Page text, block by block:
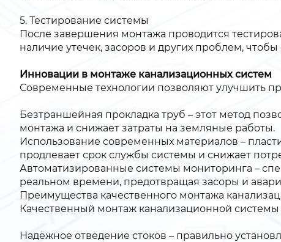
5. Тестирование системы
После завершения монтажа проводится
наличие утечек, засоров и других проблем,
Инновации в монтаже канализационных систем
Современные технологии позволяют улучшить
Безтраншейная прокладка труб – этот метод
монтажа и снижает затраты на земляные работы.
Использование современных материалов –
продлевает срок службы системы и снижает
Автоматизированные системы мониторинга –
реальном времени, предотвращая засоры и
Преимущества качественного монтажа
Качественный монтаж канализационной
Надёжное отведение стоков – правильно